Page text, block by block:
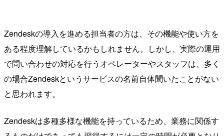
Zendeskの導入を進める担当者の方は、その機能や使い方を
ある程度理解しているかもしれません。しかし、実際の運用
で問い合わせの対応を行うオペレーターやスタッフは、多く
の場合Zendeskというサービスの名前自体聞いたことがない
と思われます。
Zendeskは多種多様な機能を持っているため、業務に関係す